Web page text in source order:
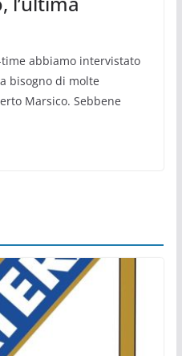
abbiamo intervistato
bisogno di molte
Marsico. Sebbene